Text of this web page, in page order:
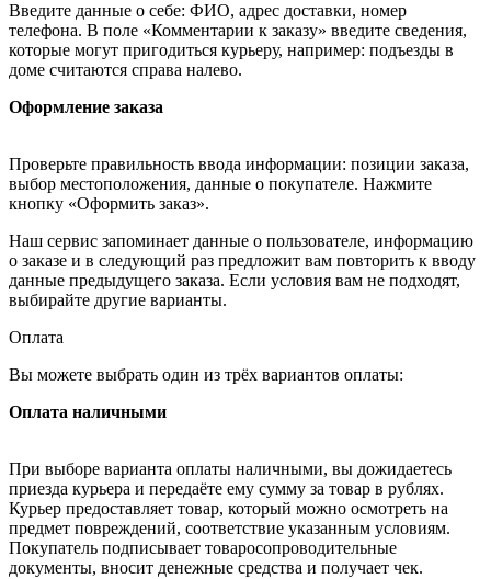
Введите данные о себе: ФИО, адрес доставки, номер
телефона. В поле «Комментарии к заказу» введите сведения,
которые могут пригодиться курьеру, например: подъезды в
доме считаются справа налево.
Оформление заказа
Проверьте правильность ввода информации: позиции заказа,
выбор местоположения, данные о покупателе. Нажмите
кнопку «Оформить заказ».
Наш сервис запоминает данные о пользователе, информацию
о заказе и в следующий раз предложит вам повторить к вводу
данные предыдущего заказа. Если условия вам не подходят,
выбирайте другие варианты.
Оплата
Вы можете выбрать один из трёх вариантов оплаты:
Оплата наличными
При выборе варианта оплаты наличными, вы дожидаетесь
приезда курьера и передаёте ему сумму за товар в рублях.
Курьер предоставляет товар, который можно осмотреть на
предмет повреждений, соответствие указанным условиям.
Покупатель подписывает товаросопроводительные
документы, вносит денежные средства и получает чек.